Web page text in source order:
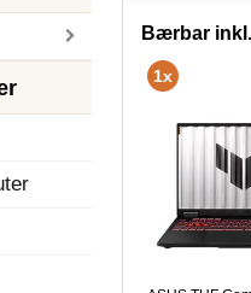
Bærbar
1x